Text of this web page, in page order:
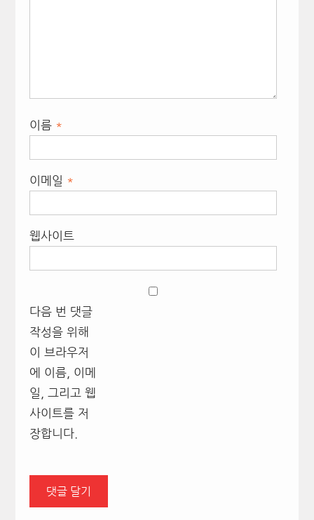
이름 *
이메일 *
웹사이트
다음 번 댓글
작성을 위해
이 브라우저
에 이름, 이메
일, 그리고 웹
사이트를 저
장합니다.